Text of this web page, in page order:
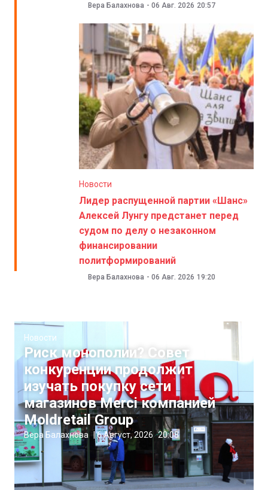
Вера Балахнова - 06 Авг. 2026 20:57
Новости
Лидер распущенной партии «Шанс»
Алексей Лунгу предстанет перед
судом по делу о незаконном
финансировании
политформирований
Вера Балахнова - 06 Авг. 2026 19:20
Новости
Риск монополии? Совет
конкуренции продолжит
изучать покупку сети
магазинов Merci компанией
Moldretail Group
Вера Балахнова 6 Август, 2026 20:08